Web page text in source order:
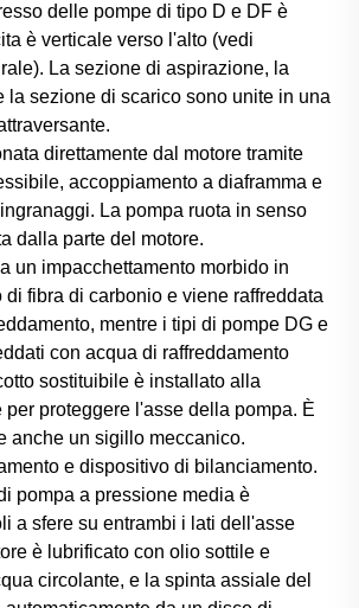
delle pompe di tipo D e DF è
è verticale verso l'alto (vedi
La sezione di aspirazione, la
la sezione di scarico sono unite in una
direttamente dal motore tramite
accoppiamento a diaframma e
La pompa ruota in senso
dalla parte del motore.
un impacchettamento morbido in
di fibra di carbonio e viene raffreddata
mentre i tipi di pompe DG e
con acqua di raffreddamento
sostituibile è installato alla
proteggere l'asse della pompa. È
anche un sigillo meccanico.
e dispositivo di bilanciamento.
pompa a pressione media è
a sfere su entrambi i lati dell'asse
è lubrificato con olio sottile e
circolante, e la spinta assiale del